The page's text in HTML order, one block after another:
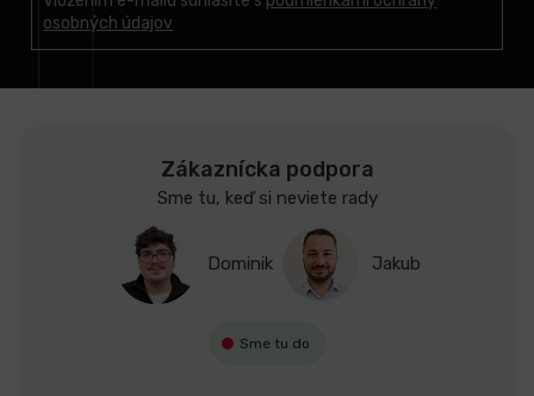
osobných údajov
Zákaznícka podpora
Sme tu, keď si neviete rady
Dominik Jakub
Sme tu do